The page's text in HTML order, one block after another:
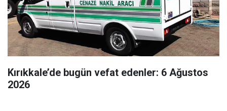
Kırıkkale’de bugün vefat edenler: 6 Ağustos
2026